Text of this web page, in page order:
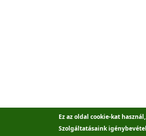
Ez az oldal cookie-kat
Szolgáltatásaink